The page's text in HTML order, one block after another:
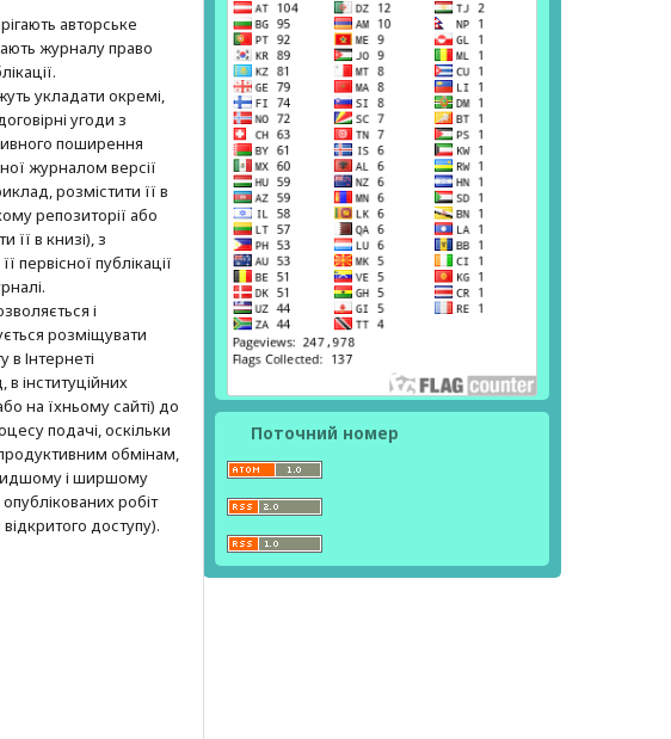
авторське
журналу право
укладати окремі,
угоди з
поширення
журналом версії
розмістити її в
репозиторії або
її в книзі), з
первісної публікації
і
розміщувати
в Інтернеті
в інституційних
на їхньому сайті) до
подачі, оскільки
обмінам,
і ширшому
робіт
доступу).
Поточний номер